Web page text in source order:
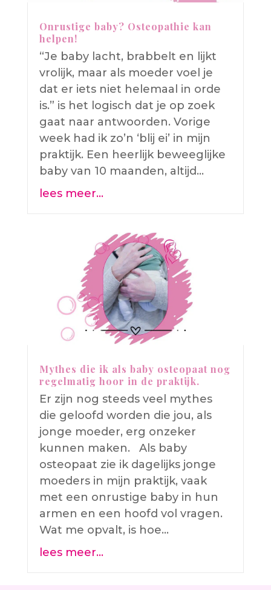
Onrustige baby? Osteopathie kan
helpen!
“Je baby lacht, brabbelt en lijkt
vrolijk, maar als moeder voel je
dat er iets niet helemaal in orde
is.” is het logisch dat je op zoek
gaat naar antwoorden. Vorige
week had ik zo’n ‘blij ei’ in mijn
praktijk. Een heerlijk beweeglijke
baby van 10 maanden, altijd…
lees meer…
Mythes die ik als baby osteopaat nog
regelmatig hoor in de praktijk.
Er zijn nog steeds veel mythes
die geloofd worden die jou, als
jonge moeder, erg onzeker
kunnen maken. Als baby
osteopaat zie ik dagelijks jonge
moeders in mijn praktijk, vaak
met een onrustige baby in hun
armen en een hoofd vol vragen.
Wat me opvalt, is hoe…
lees meer…